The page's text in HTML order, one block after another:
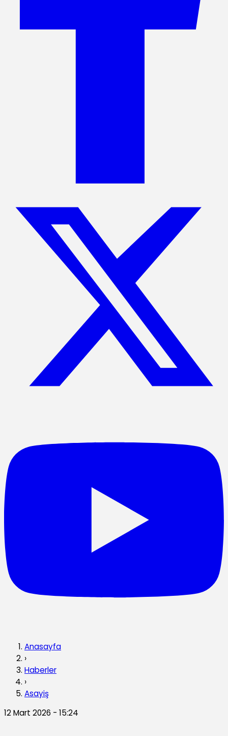
Anasayfa
›
Haberler
›
Asayiş
12 Mart 2026 - 15:24